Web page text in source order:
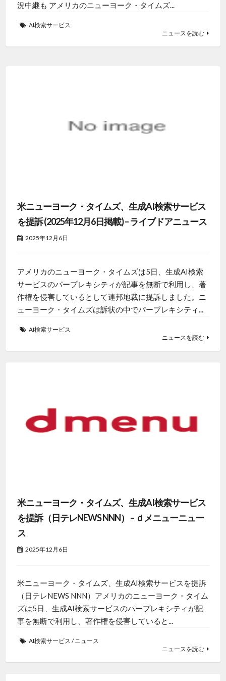
況中継も アメリカのニューヨーク・タイムズ...
AI検索サービス
ニュースを読む
米ニューヨーク・タイムズ、生成AI検索サービス
を提訴 (2025年12月6日掲載) – ライブドアニュース
2025年12月6日
アメリカのニューヨーク・タイムズは5日、生成AI検索
サービスのパープレキシティが記事を無断で利用し、著
作権を侵害しているとして連邦地裁に提訴しました。ニ
ューヨーク・タイムズは訴状の中でパープレキシティ...
AI検索サービス
ニュースを読む
米ニューヨーク・タイムズ、生成AI検索サービス
を提訴（日テレNEWS NNN） – ｄメニューニュー
ス
2025年12月6日
米ニューヨーク・タイムズ、生成AI検索サービスを提訴
（日テレNEWS NNN）アメリカのニューヨーク・タイム
ズは5日、生成AI検索サービスのパープレキシティが記
事を無断で利用し、著作権を侵害していると...
AI検索サービス /ニュース
ニュースを読む